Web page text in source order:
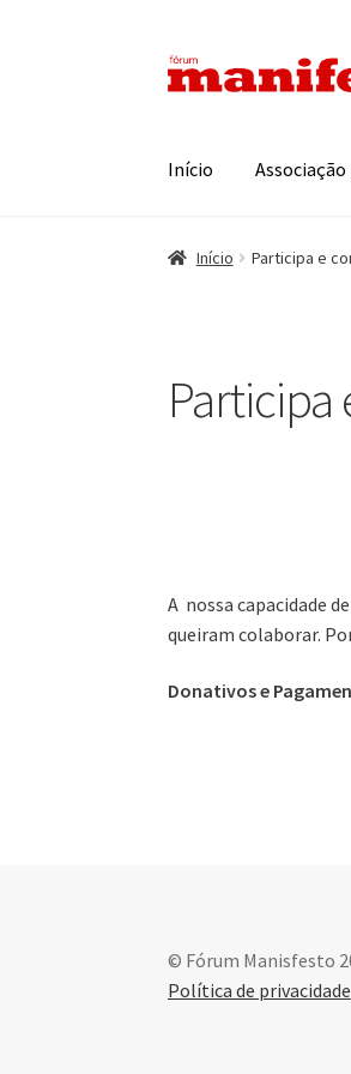
Ir
para
Saltar
para
Início
Início Participa e
A nossa capacidade
queiram colaborar.
Donativos e
© Fórum Manisfesto
Política de privacidade